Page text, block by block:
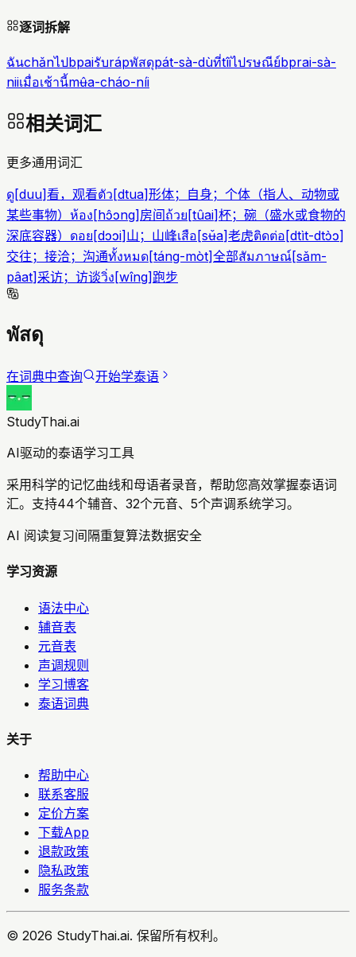
逐词拆解
ฉันchǎnไปbpaiรับrápพัสดุpát-sà-dùที่tîiไปรษณีย์bprai-sà-
niiเมื่อเช้านี้mʉ̂a-cháo-níi
相关词汇
更多通用词汇
ดู[duu]看，观看ตัว [dtua]形体；自身；个体（指人、动物或
某些事物） ห้อง [hɔ̂ɔng] 房间ถ้วย [tûai]杯；碗（盛水或食物的
深底容器） ดอย [dɔɔi] 山；山峰เสือ [sʉ̌a]老虎ติดต่อ [dtìt-dtɔ̀ɔ]
交往；接洽；沟通ทั้งหมด[táng-mòt]全部สัมภาษณ์[sǎm-
pâat] 采访；访谈วิ่ง [wîng] 跑步
พัสดุ
在词典中查询 开始学泰语
StudyThai.ai
AI驱动的泰语学习工具
采用科学的记忆曲线和母语者录音，帮助您高效掌握泰语词
汇。支持44个辅音、32个元音、5个声调系统学习。
AI 阅读复习间隔重复算法数据安全
学习资源
语法中心
辅音表
元音表
声调规则
学习博客
泰语词典
关于
帮助中心
联系客服
定价方案
下载App
退款政策
隐私政策
服务条款
© 2026 StudyThai.ai. 保留所有权利。